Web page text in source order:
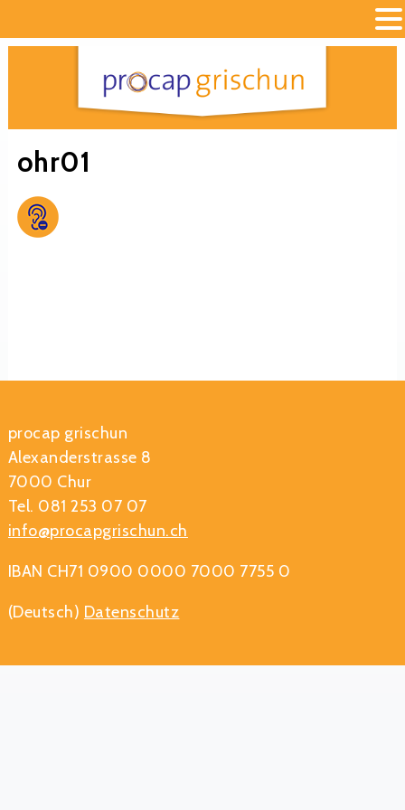
ohr01
procap grischun
Alexanderstrasse 8
7000 Chur
Tel. 081 253 07 07
info@procapgrischun.ch
IBAN CH71 0900 0000 7000 7755 0
(Deutsch) Datenschutz